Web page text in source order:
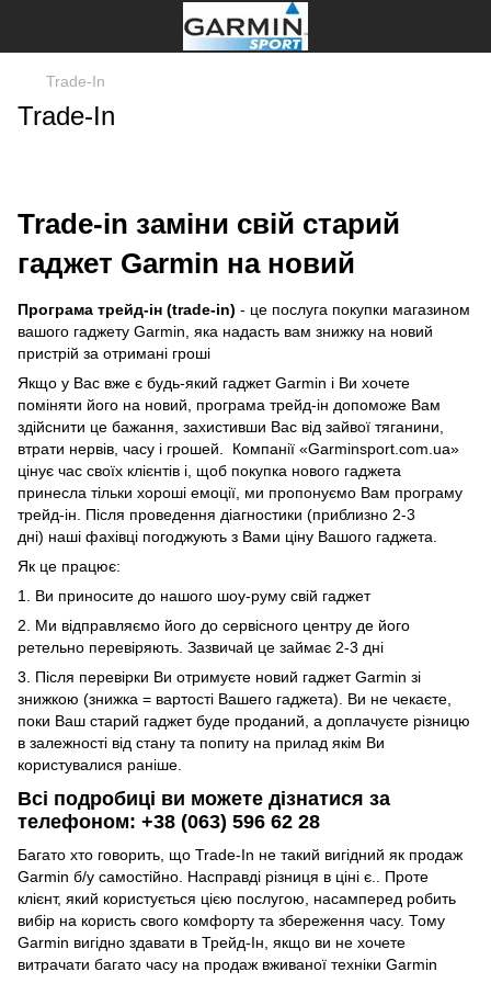
Trade-In
Trade-In
Trade-in заміни свій старий
гаджет Garmin на новий
Програма трейд-ін (trade-in) - це послуга покупки магазином
вашого гаджету Garmin, яка надасть вам знижку на новий
пристрій за отримані гроші
Якщо у Вас вже є будь-який гаджет Garmin і Ви хочете
поміняти його на новий, програма трейд-ін допоможе Вам
здійснити це бажання, захистивши Вас від зайвої тяганини,
втрати нервів, часу і грошей. Компанії «Garminsport.com.ua»
цінує час своїх клієнтів і, щоб покупка нового гаджета
принесла тільки хороші емоції, ми пропонуємо Вам програму
трейд-ін. Після проведення діагностики (приблизно 2-3
дні) наші фахівці погоджують з Вами ціну Вашого гаджета.
Як це працює:
1. Ви приносите до нашого шоу-руму свій гаджет
2. Ми відправляємо його до сервісного центру де його
ретельно перевіряють. Зазвичай це займає 2-3 дні
3. Після перевірки Ви отримуєте новий гаджет Garmin зі
знижкою (знижка = вартості Вашего гаджета). Ви не чекаєте,
поки Ваш старий гаджет буде проданий, а доплачуєте різницю
в залежності від стану та попиту на прилад якім Ви
користувалися раніше.
Всі подробиці ви можете дізнатися за
телефоном: +38 (063) 596 62 28
Багато хто говорить, що Trade-In не такий вигідний як продаж
Garmin б/у самостійно. Насправді різниця в ціні є.. Проте
клієнт, який користується цією послугою, насамперед робить
вибір на користь свого комфорту та збереження часу. Тому
Garmin вигідно здавати в Трейд-Ін, якщо ви не хочете
витрачати багато часу на продаж вживаної техніки Garmin